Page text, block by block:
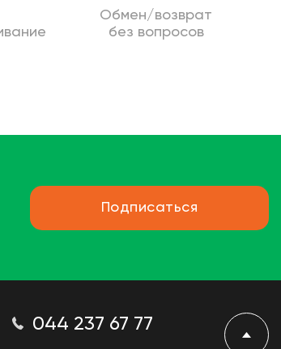
Обмен/возврат
без вопросов
Подписаться
044 237 67 77